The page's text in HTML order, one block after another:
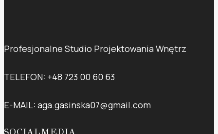
Profesjonalne Studio Projektowania Wnętrz
TELEFON: +48 723 00 60 63
E-MAIL: aga.gasinska07@gmail.com
SOCIALMEDIA